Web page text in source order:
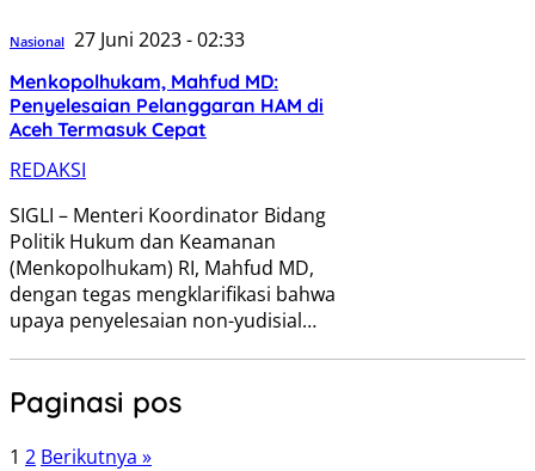
Nasional 27 Juni 2023 - 02:33
Menkopolhukam, Mahfud MD:
Penyelesaian Pelanggaran HAM di
Aceh Termasuk Cepat
REDAKSI
SIGLI – Menteri Koordinator Bidang
Politik Hukum dan Keamanan
(Menkopolhukam) RI, Mahfud MD,
dengan tegas mengklarifikasi bahwa
upaya penyelesaian non-yudisial…
Paginasi pos
1 2 Berikutnya »